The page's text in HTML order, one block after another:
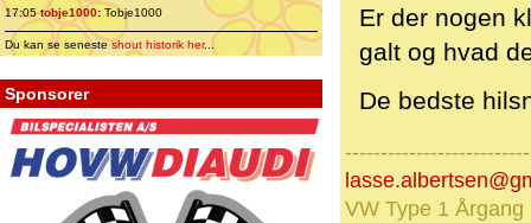
17:05tobje1000: Tobje1000
Du kan se senesteshout historik her...
Sponsorer
Er der nogen
galt og hvad
De bedste
VW Type 1 Årgang